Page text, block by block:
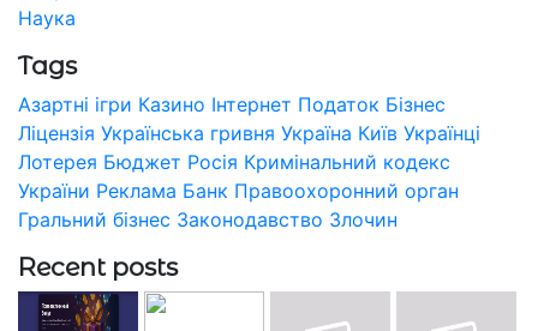
Наука
Tags
Азартні ігри Казино Інтернет Податок Бізнес
Ліцензія Українська гривня Україна Київ Українці
Лотерея Бюджет Росія Кримінальний кодекс
України Реклама Банк Правоохоронний орган
Гральний бізнес Законодавство Злочин
Recent posts